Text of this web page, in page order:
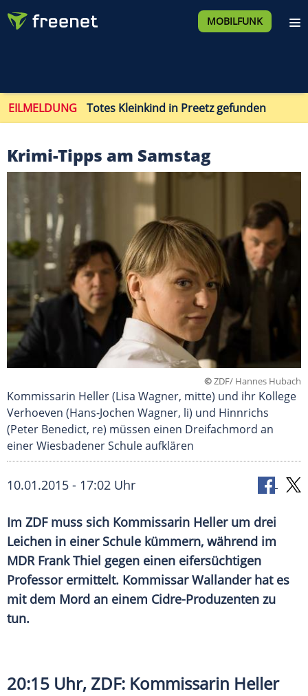
MOBILFUNK
EILMELDUNG Totes Kleinkind in Preetz gefunden
Krimi-Tipps am Samstag
©ZDF/ Hannes Hubach
Kommissarin Heller (Lisa Wagner, mitte) und ihr Kollege
Verhoeven (Hans-Jochen Wagner, li) und Hinnrichs
(Peter Benedict, re) müssen einen Dreifachmord an
einer Wiesbadener Schule aufklären
10.01.2015 - 17:02 Uhr
Im ZDF muss sich Kommissarin Heller um drei
Leichen in einer Schule kümmern, während im
MDR Frank Thiel gegen einen eifersüchtigen
Professor ermittelt. Kommissar Wallander hat es
mit dem Mord an einem Cidre-Produzenten zu
tun.
20:15 Uhr, ZDF: Kommissarin Heller